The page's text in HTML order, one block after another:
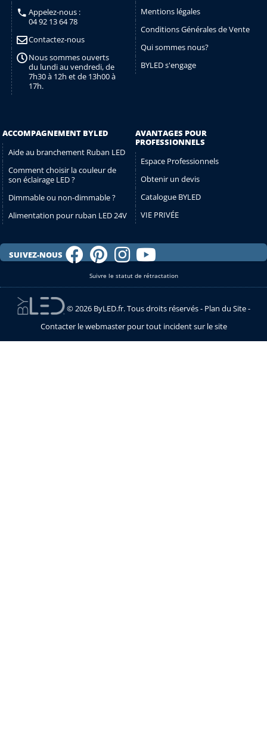
Appelez-nous :
04 92 13 64 78
Contactez-nous
Nous sommes ouverts
du lundi au vendredi, de
7h30 à 12h et de 13h00 à
17h.
Mentions légales
Conditions Générales de Vente
Qui sommes nous?
BYLED s'engage
ACCOMPAGNEMENT BYLED
Aide au branchement Ruban LED
Comment choisir la couleur de
son éclairage LED ?
Dimmable ou non-dimmable ?
Alimentation pour ruban LED 24V
AVANTAGES POUR
PROFESSIONNELS
Espace Professionnels
Obtenir un devis
Catalogue BYLED
VIE PRIVÉE
SUIVEZ-NOUS
Suivre le statut de rétractation
© 2026 ByLED.fr. Tous droits réservés - Plan du Site-
Contacter le webmaster pour tout incident sur le site